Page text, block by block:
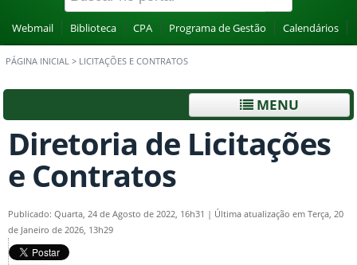
Webmail Biblioteca CPA Programa de Gestão Calendários
PÁGINA INICIAL > LICITAÇÕES E CONTRATOS
MENU
Diretoria de Licitações
e Contratos
Publicado: Quarta, 24 de Agosto de 2022, 16h31 | Última atualização em Terça, 20
de Janeiro de 2026, 13h29